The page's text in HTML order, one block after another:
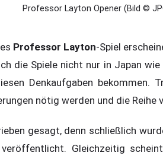
Professor Layton Opener (Bild ©
Professor Layton-Spiel
die Spiele nicht nur in Japan
Denkaufgaben bekommen.
nötig werden und die Reihe
gesagt, denn schließlich
Gleichzeitig